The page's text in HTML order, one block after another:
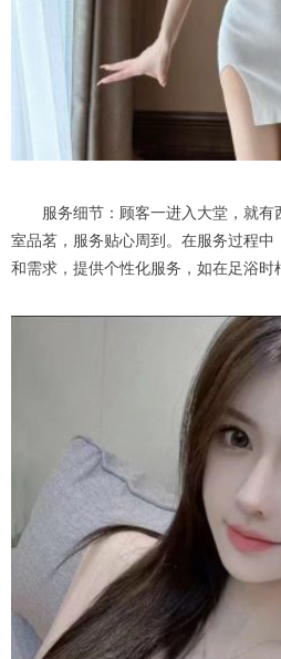
服务细节：顾客一进入大堂，就有
室品茗，服务贴心周到。在服务过程
和需求，提供个性化服务，如在足浴时